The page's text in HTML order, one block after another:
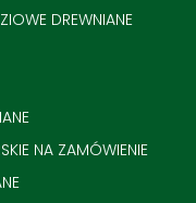
DREWNIANE
NA ZAMÓWIENIE